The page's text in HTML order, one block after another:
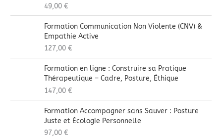
49,00€
Formation Communication Non Violente (CNV) &
Empathie Active
127,00€
Formation en ligne : Construire sa Pratique
Thérapeutique – Cadre, Posture, Éthique
147,00€
Formation Accompagner sans Sauver : Posture
Juste et Écologie Personnelle
97,00€